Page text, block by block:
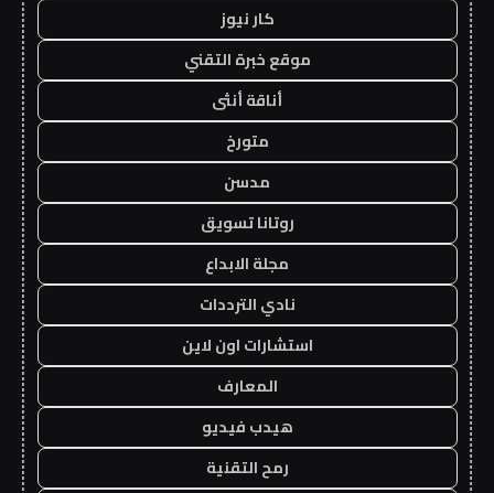
كار نيوز
موقع خبرة التقني
أناقة أنثى
متورخ
مدسن
روتانا تسويق
مجلة الابداع
نادي الترددات
استشارات اون لاين
المعارف
هيدب فيديو
رمح التقنية